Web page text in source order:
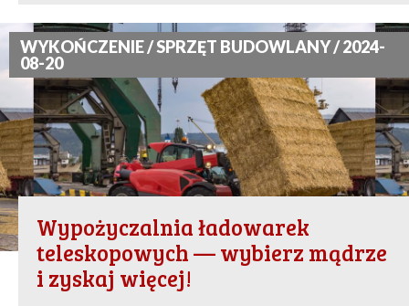
WYKOŃCZENIE / SPRZĘT BUDOWLANY / 2024-
08-20
Wypożyczalnia ładowarek
teleskopowych — wybierz mądrze
i zyskaj więcej!